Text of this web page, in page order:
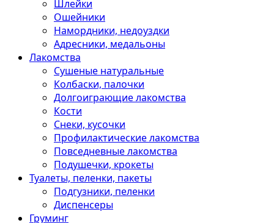
Шлейки
Ошейники
Намордники, недоуздки
Адресники, медальоны
Лакомства
Сушеные натуральные
Колбаски, палочки
Долгоиграющие лакомства
Кости
Снеки, кусочки
Профилактические лакомства
Повседневные лакомства
Подушечки, крокеты
Туалеты, пеленки, пакеты
Подгузники, пеленки
Диспенсеры
Груминг